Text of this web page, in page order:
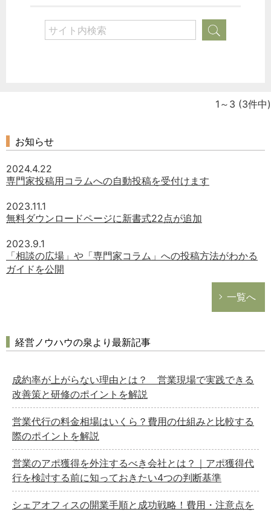
税務経理
経営の知恵
1～3 (3件中)
お知らせ
2024.4.22
専門家投稿用コラムへの自動投稿を受付けます
2023.11.1
無料ダウンロードページに新書式22点が追加
2023.9.1
「相談の広場」や「専門家コラム」への投稿方法がわかる
ガイドを公開
一覧へ
経営ノウハウの泉より最新記事
成約率が上がらない理由とは？ 営業現場で実践できる
改善策と研修のポイントを解説
営業代行の料金相場はいくら？費用の仕組みと比較する
際のポイントを解説
営業のアポ獲得を外注するべき会社とは？｜アポ獲得代
行を検討する前に知っておきたい4つの判断基準
シェアオフィスの開業手順と成功戦略！費用・注意点を